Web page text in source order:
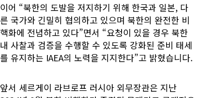
이어 “북한의 도발을 저지하기 위해 한국과 일본, 다
른 국가와 긴밀히 협의하고 있으며 북한의 완전한 비
핵화에 전념하고 있다”면서 “요청이 있을 경우 북한
내 사찰과 검증을 수행할 수 있도록 강화된 준비 태세
를 유지하는 IAEA의 노력을 지지한다”고 밝혔습니다.
앞서 세르게이 라브로프 러시아 외무장관은 지난